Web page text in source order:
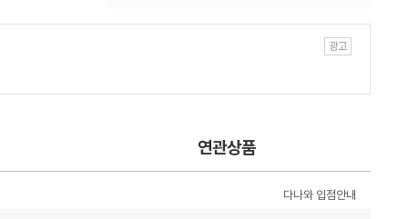
연관상품
다나와 입점안내